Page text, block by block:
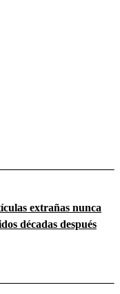
extrañas nunca
décadas después